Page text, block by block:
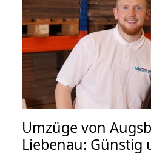
Umzüge von
Liebenau: Günstig